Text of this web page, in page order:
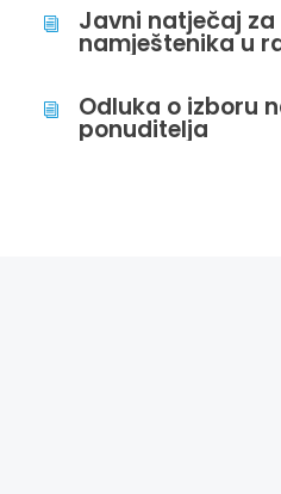
i Javni natječaj
namještenika u
i Odluka o izboru
ponuditelja